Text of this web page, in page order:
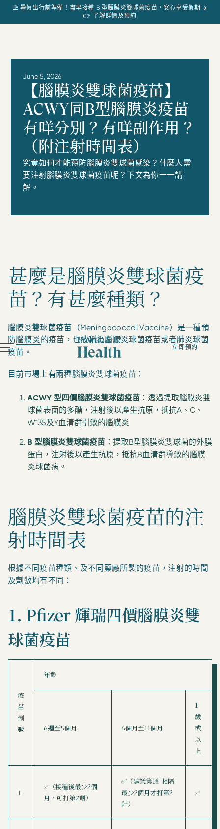
⛱️ 暑假出行前準備！盡早接種 B 型腦膜炎雙球菌疫苗，安心享受假期 ✈️
👉 了解詳情及預約
June 5, 2026
【腦膜炎雙球菌疫苗】
ACWY同B型腦膜炎疫苗
有咩分別？有咩副作用？
（附注射時間表）
究竟如何才能預防腦膜炎雙球菌感染？什麼人需
要注射腦膜炎雙球菌疫苗呢？下文為你一一講
解。
立即預約
甚麼是腦膜炎雙球菌疫
苗？有甚麼種類？
腦膜炎雙球菌疫苗（Meningococcal Vaccine）是一種預
防腦膜炎的疫苗，也被稱為腦膜炎球菌疫苗或者肺炎球菌
疫苗。
目前市場上有兩種腦膜炎雙球菌疫苗：
ACWY 型四價腦膜炎雙球菌疫苗 ：透過提取腦膜炎雙
球菌表面的多醣，注射後以產生抗原，抵抗A、C、
W135及Y血清群引致的腦膜炎
B 型腦膜炎雙球菌疫苗 ：提取B型腦膜炎雙球菌的外膜
蛋白，注射後以產生抗原，抵抗B血清群導致的腦膜
炎球菌病。
腦膜炎雙球菌疫苗的注
射時間表
根據不同疫苗種類、及不同藥廠所製的疫苗，注射的時間
及劑數均有不同：
1. Pfizer 輝瑞四價腦膜炎雙
球菌疫苗
疫
苗
劑
數
年齡
6週至5個月 6個月至11個月
1
歲
或
以
上
1
✅（接種後最少2個
月，可打第2劑）
✅（建議第1針相隔
最少2個月才打第2
針）
✅